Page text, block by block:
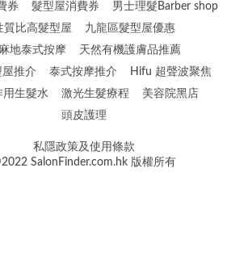
券
髮型屋消費券
男士理髮Barber shop
質比高髮型屋
九龍區髮型屋優惠
地泰式按摩
天然有機護膚品推薦
推介
泰式按摩推介
Hifu 超聲波聚焦
用生髮水
激光生髮療程
美容院黑店
頭皮護理
私隱政策及使用條款
SalonFinder.com.hk 版權所有